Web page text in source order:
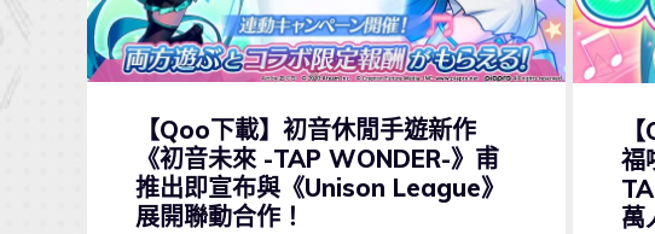
【Qoo下載】初音休閒手遊新作
《初音未來 -TAP WONDER-》甫
推出即宣布與《Unison League》
展開聯動合作！
福
萬